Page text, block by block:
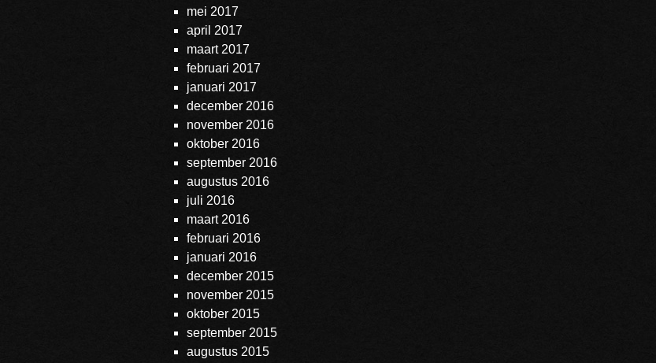
mei 2017
april 2017
maart 2017
februari 2017
januari 2017
december 2016
november 2016
oktober 2016
september 2016
augustus 2016
juli 2016
maart 2016
februari 2016
januari 2016
december 2015
november 2015
oktober 2015
september 2015
augustus 2015